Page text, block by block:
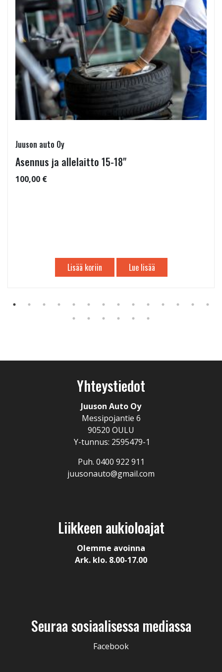
Juuson auto Oy
Asennus ja allelaitto 15-18"
100,00 €
Lisää koriin Lue lisää
Yhteystiedot
Juuson Auto Oy
Messipojantie 6
90520 OULU
Y-tunnus: 2595479-1
Puh. 0400 922 911
juusonauto@gmail.com
Liikkeen aukioloajat
Olemme avoinna
Ark. klo. 8.00-17.00
Seuraa sosiaalisessa mediassa
Facebook